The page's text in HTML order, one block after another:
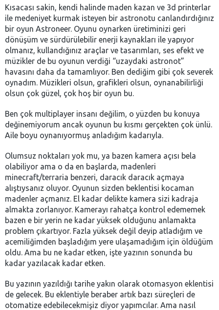
Kısacası sakin, kendi halinde maden kazan ve 3d printerlar
ile medeniyet kurmak isteyen bir astronotu canlandırdığınız
bir oyun Astroneer. Oyunu oynarken üretiminizi geri
dönüşüm ve sürdürülebilir enerji kaynakları ile yapıyor
olmanız, kullandığınız araçlar ve tasarımları, ses efekt ve
müzikler de bu oyunun verdiği “uzaydaki astronot”
havasını daha da tamamlıyor. Ben dediğim gibi çok severek
oynadım. Müzikleri olsun, grafikleri olsun, oynanabilirliği
olsun çok güzel, çok hoş bir oyun bu.
Ben çok multiplayer insanı değilim, o yüzden bu konuya
değinemiyorum ancak oyunun bu kısmı gerçekten çok ünlü.
Aile boyu oynanıyormuş anladığım kadarıyla.
Olumsuz noktaları yok mu, ya bazen kamera açısı bela
olabiliyor ama o da en başlarda, madenleri
minecraft/terraria benzeri, daracık daracık açmaya
alıştıysanız oluyor. Oyunun sizden beklentisi kocaman
madenler açmanız. El kadar delikte kamera sizi kadraja
almakta zorlanıyor. Kamerayı rahatça kontrol edememek
bazen e bir yerin ne kadar yüksek olduğunu anlamakta
problem çıkartıyor. Fazla yüksek değil deyip atladığım ve
acemiliğimden başladığım yere ulaşamadığım için öldüğüm
oldu. Ama bu ne kadar etken, işte yazının sonunda bu
kadar yazılacak kadar etken.
Bu yazının yazıldığı tarihe yakın olarak otomasyon eklentisi
de gelecek. Bu eklentiyle beraber artık bazı süreçleri de
otomatize edebilecekmişiz diyor yapımcılar. Ama nasıl